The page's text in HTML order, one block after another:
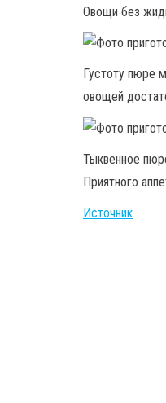
Овощи без
Густоту пюре
овощей
Тыквенное
Приятного
Источник